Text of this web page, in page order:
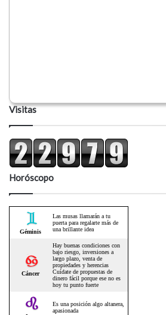
Visitas
Horóscopo